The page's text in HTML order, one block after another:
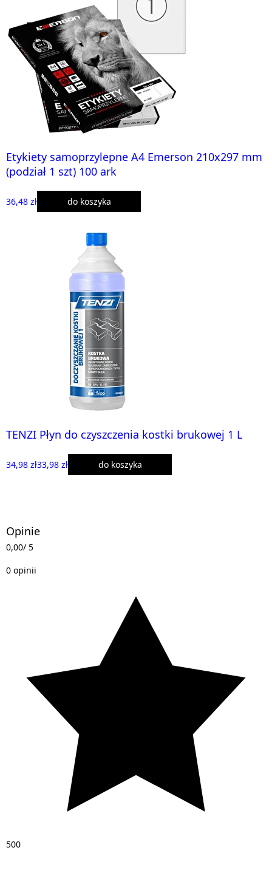
Etykiety samoprzylepne A4 Emerson 210x297 mm
(podział 1 szt) 100 ark
36,48 zł do koszyka
TENZI Płyn do czyszczenia kostki brukowej 1 L
34,98 zł33,98 zł do koszyka
Opinie
0,00/ 5
0 opinii
500